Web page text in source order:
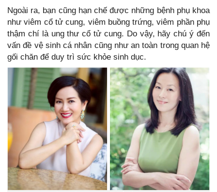
Ngoài ra, bạn cũng hạn chế được những bệnh phụ khoa
như viêm cổ tử cung, viêm buồng trứng, viêm phần phụ
thậm chí là ung thư cổ tử cung. Do vậy, hãy chú ý đến
vấn đề vệ sinh cá nhân cũng như an toàn trong quan hệ
gối chăn để duy trì sức khỏe sinh dục.